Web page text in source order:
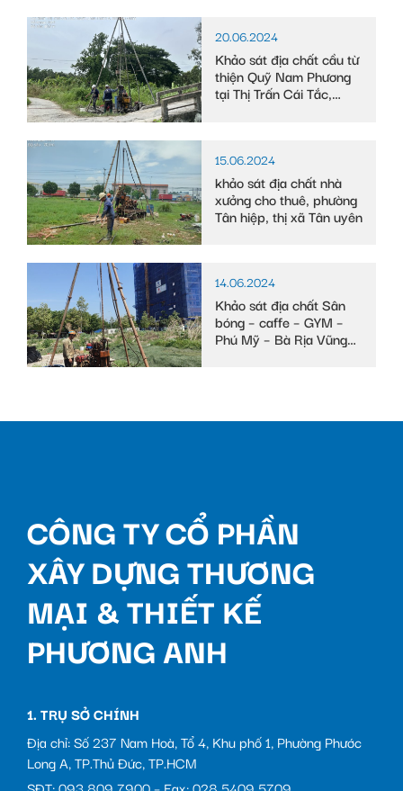
20.06.2024
Khảo sát địa chất cầu từ
thiện Quỹ Nam Phương
tại Thị Trấn Cái Tắc,
15.06.2024
khảo sát địa chất nhà
xưởng cho thuê, phường
Tân hiệp, thị xã Tân uyên
14.06.2024
Khảo sát địa chất Sân
bóng – caffe – GYM –
Phú Mỹ – Bà Rịa Vũng
CÔNG TY CỔ PHẦN
XÂY DỰNG THƯƠNG
MẠI & THIẾT KẾ
PHƯƠNG ANH
1. TRỤ SỞ CHÍNH
Địa chỉ: Số 237 Nam Hoà, Tổ 4, Khu phố 1, Phường Phước
Long A, TP.Thủ Đức, TP.HCM